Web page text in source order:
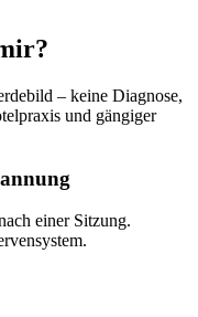
– keine Diagnose,
und gängiger
einer Sitzung.